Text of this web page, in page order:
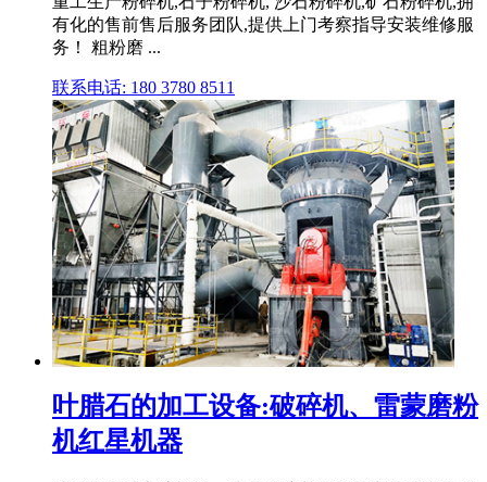
有化的售前售后服务团队,提供上门考察指导安装维修服
务！ 粗粉磨 ...
联系电话: 180 3780 8511
叶腊石的加工设备:破碎机、雷蒙磨粉
机红星机器